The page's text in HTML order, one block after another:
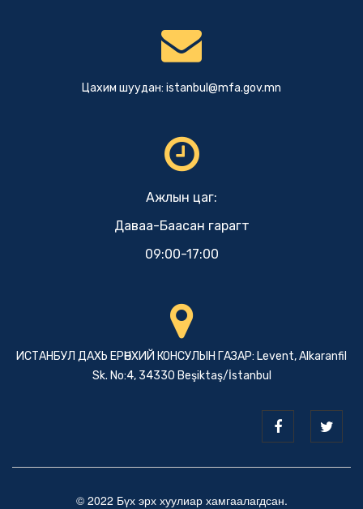
Цахим шуудан: istanbul@mfa.gov.mn
Ажлын цаг:
Даваа-Баасан гарагт
09:00-17:00
ИСТАНБУЛ ДАХЬ ЕРӨНХИЙ КОНСУЛЫН ГАЗАР: Levent, Alkaranfil
Sk. No:4, 34330 Beşiktaş/İstanbul
© 2022 Бүх эрх хуулиар хамгаалагдсан.